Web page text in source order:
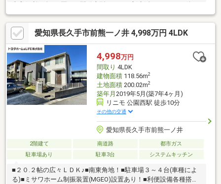
古家がないため街並みが綺麗♪・安心の設計性能評価、建設性能評
価書付住宅・資産価値を維持できる長期優良住宅適合住宅・メン
テナンス60年長期サポートシステム継承可・築7年のため設備故
障等なく室内大変綺麗♪・外壁は総タイル貼りのためメンテンナン
ス費用が安く済みます。・快適エアリーで24H空調生活♪※1階の
み・家計に優しい太陽光搭載住宅♪約7kw搭載し毎月売電は約1万
円（※現状）・オール電化
愛知県長久手市前熊一ノ井 4,998万円 4LDK
4,998万円
間取り 4LDK
建物面積118.56m2
土地面積200.02m2
築年月 2019年5月(築7年4ヶ月)
リニモ 公園西駅 徒歩10分
その他の交通
愛知県長久手市前熊一ノ井
2階建て 南道路
都市ガス
駐車場あり
駐車3台 システムキッチン
■２０.２帖の広々ＬＤＫ♪■南東角地！■駐車場３～４台(車種によ
る)■ミサワホーム制振装置(MGEO)設置あり！■利便設備各種搭